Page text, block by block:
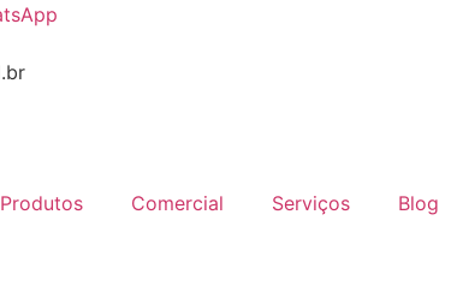
Produtos Comercial Serviços Blog